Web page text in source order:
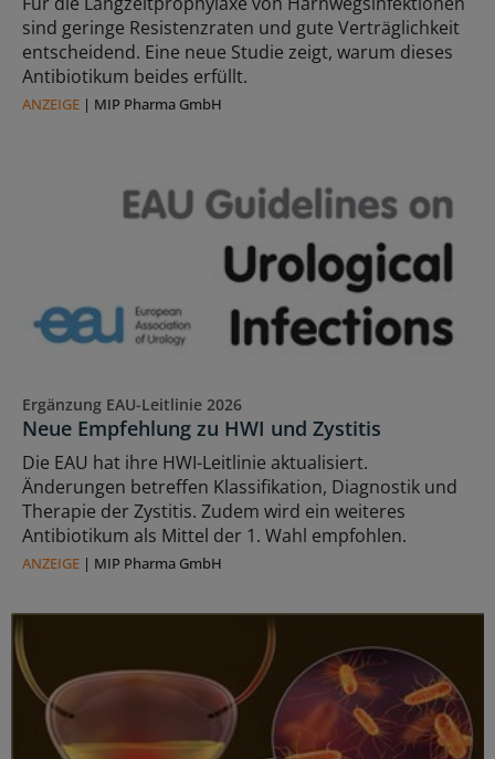
sind geringe Resistenzraten und gute Verträglichkeit
entscheidend. Eine neue Studie zeigt, warum dieses
Antibiotikum beides erfüllt.
ANZEIGE | MIP Pharma GmbH
Ergänzung EAU-Leitlinie 2026
Neue Empfehlung zu HWI und Zystitis
Die EAU hat ihre HWI-Leitlinie aktualisiert.
Änderungen betreffen Klassifikation, Diagnostik und
Therapie der Zystitis. Zudem wird ein weiteres
Antibiotikum als Mittel der 1. Wahl empfohlen.
ANZEIGE | MIP Pharma GmbH